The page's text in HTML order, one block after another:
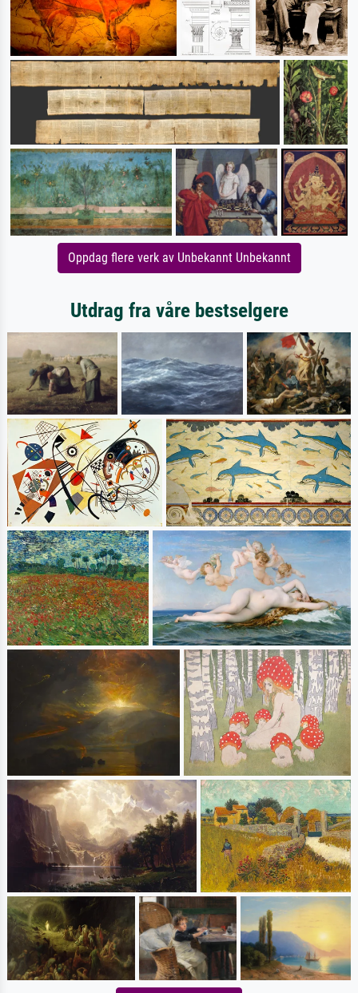
Oppdag flere verk av Unbekannt Unbekannt
Utdrag fra våre bestselgere